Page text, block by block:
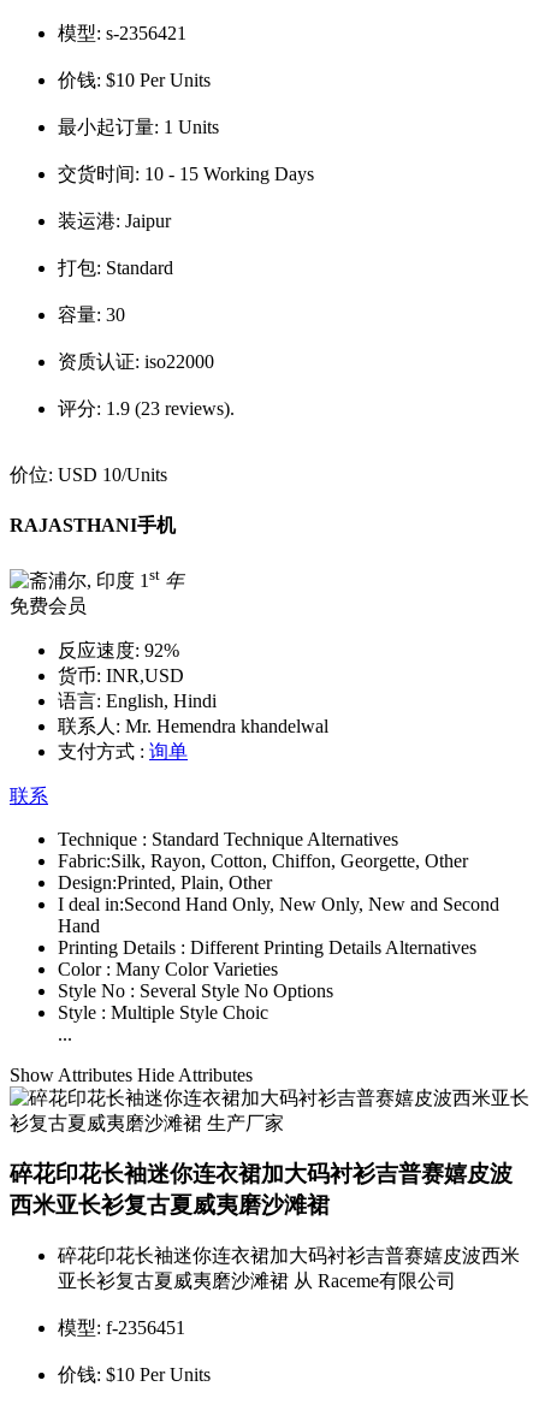
模型: s-2356421
价钱: $10 Per Units
最小起订量: 1 Units
交货时间: 10 - 15 Working Days
装运港: Jaipur
打包: Standard
容量: 30
资质认证: iso22000
评分: 1.9 (23 reviews).
价位: USD 10/Units
RAJASTHANI手机
1 st 年
免费会员
反应速度: 92%
货币: INR,USD
语言: English, Hindi
联系人: Mr. Hemendra khandelwal
支付方式 : 询单
联系
Technique : Standard Technique Alternatives
Fabric:Silk, Rayon, Cotton, Chiffon, Georgette, Other
Design:Printed, Plain, Other
I deal in:Second Hand Only, New Only, New and Second
Hand
Printing Details : Different Printing Details Alternatives
Color : Many Color Varieties
Style No : Several Style No Options
Style : Multiple Style Choic
...
Show Attributes Hide Attributes
碎花印花长袖迷你连衣裙加大码衬衫吉普赛嬉皮波
西米亚长衫复古夏威夷磨沙滩裙
碎花印花长袖迷你连衣裙加大码衬衫吉普赛嬉皮波西米
亚长衫复古夏威夷磨沙滩裙 从 Raceme有限公司
模型: f-2356451
价钱: $10 Per Units